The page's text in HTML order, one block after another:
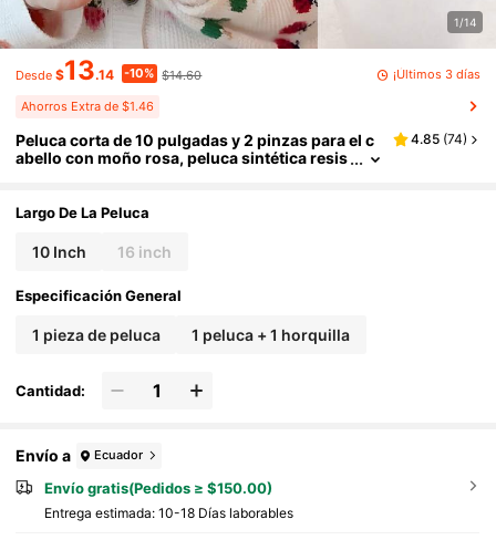
1/14
Desde $13.14 -10% $14.60 ¡Últimos 3 días
Ahorros Extra de $1.46
Peluca corta de 10 pulgadas y 2 pinzas para el c
abello con moño rosa, peluca sintética resis
4.85 (74)
Largo De La Peluca
10 Inch 16 inch
Especificación General
1 pieza de peluca 1 peluca + 1 horquilla
Cantidad:
Envío a Ecuador
Envío gratis(Pedidos ≥ $150.00)
Entrega estimada: 10-18 Días laborables